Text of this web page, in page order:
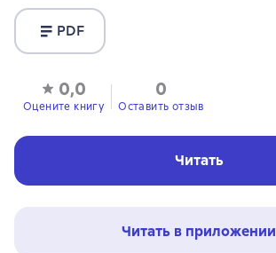
PDF
0,0
Оцените книгу
0
Оставить отзыв
Читать
Читать в приложении